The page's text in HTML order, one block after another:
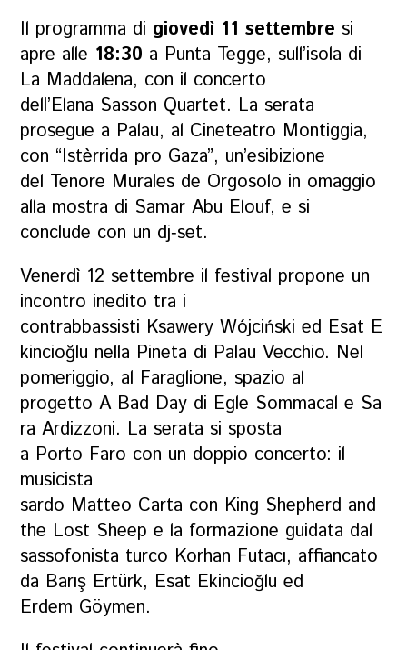
Il programma di giovedì 11 settembre si
apre alle 18:30 a Punta Tegge, sull’isola di
La Maddalena, con il concerto
dell’Elana Sasson Quartet. La serata
prosegue a Palau, al Cineteatro Montiggia,
con “Istèrrida pro Gaza”, un’esibizione
del Tenore Murales de Orgosolo in omaggio
alla mostra di Samar Abu Elouf, e si
conclude con un dj‑set.
Venerdì 12 settembre il festival propone un
incontro inedito tra i
contrabbassisti Ksawery Wójciński ed Esat E
kincioğlu nella Pineta di Palau Vecchio. Nel
pomeriggio, al Faraglione, spazio al
progetto A Bad Day di Egle Sommacal e Sa
ra Ardizzoni. La serata si sposta
a Porto Faro con un doppio concerto: il
musicista
sardo Matteo Carta con King Shepherd and
the Lost Sheep e la formazione guidata dal
sassofonista turco Korhan Futacı, affiancato
da Barış Ertürk, Esat Ekincioğlu ed
Erdem Göymen.